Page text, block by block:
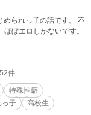
られっ子の話です。 不
ぼエロしかないです。
件
特殊性癖
っ子
高校生